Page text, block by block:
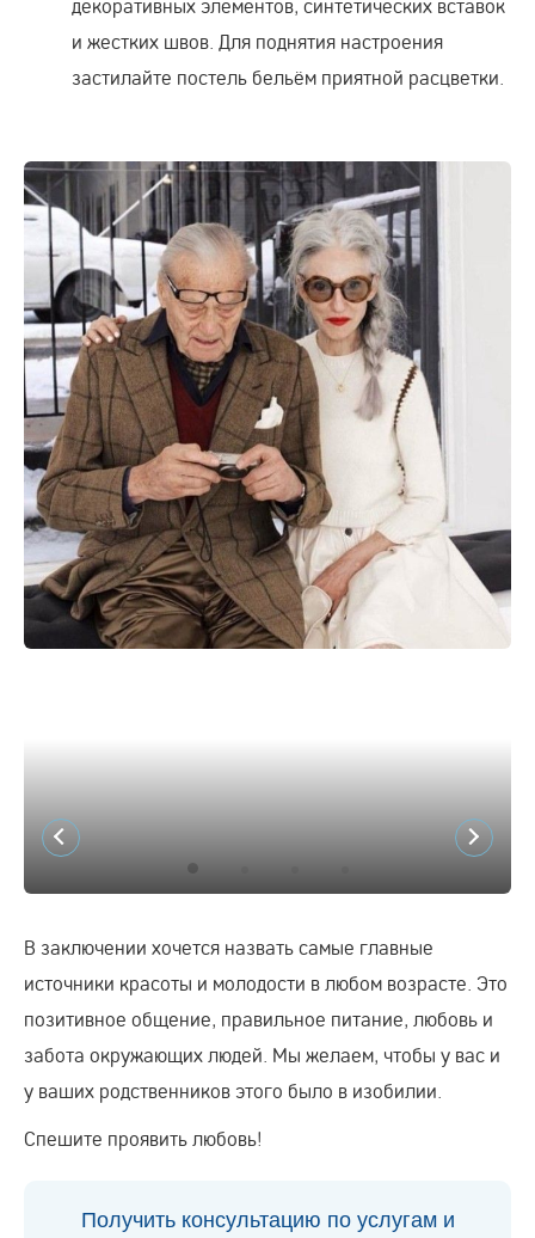
декоративных элементов, синтетических вставок
и жестких швов. Для поднятия настроения
застилайте постель бельём приятной расцветки.
В заключении хочется назвать самые главные
источники красоты и молодости в любом возрасте. Это
позитивное общение, правильное питание, любовь и
забота окружающих людей. Мы желаем, чтобы у вас и
у ваших родственников этого было в изобилии.
Спешите проявить любовь!
Получить консультацию по услугам и